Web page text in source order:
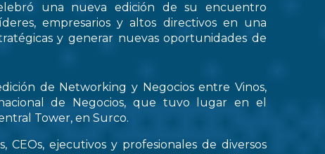
una nueva edición de su encuentro
empresarios y altos directivos en una
y generar nuevas oportunidades de
de Networking y Negocios entre Vinos,
de Negocios, que tuvo lugar en el
Tower, en Surco.
CEOs, ejecutivos y profesionales de diversos